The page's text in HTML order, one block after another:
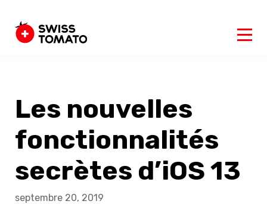
Les nouvelles
fonctionnalités
secrètes d’iOS 13
septembre 20, 2019